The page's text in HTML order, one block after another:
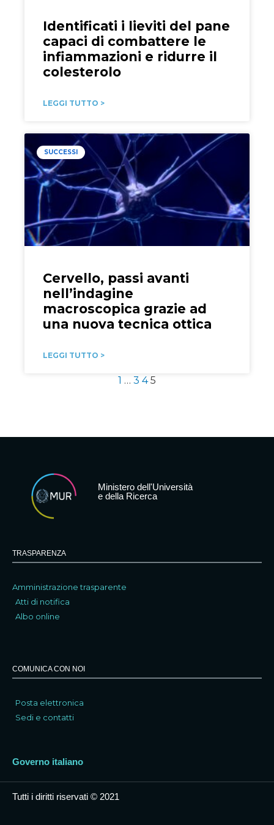
Identificati i lieviti del pane
capaci di combattere le
infiammazioni e ridurre il
colesterolo
LEGGI TUTTO >
SUCCESSI
Cervello, passi avanti
nell’indagine
macroscopica grazie ad
una nuova tecnica ottica
LEGGI TUTTO >
1 … 3 4 5
Ministero dell'Università
e della Ricerca
TRASPARENZA
Amministrazione trasparente
Atti di notifica
Albo online
COMUNICA CON NOI
Posta elettronica
Sedi e contatti
Governo italiano
Tutti i diritti riservati © 2021